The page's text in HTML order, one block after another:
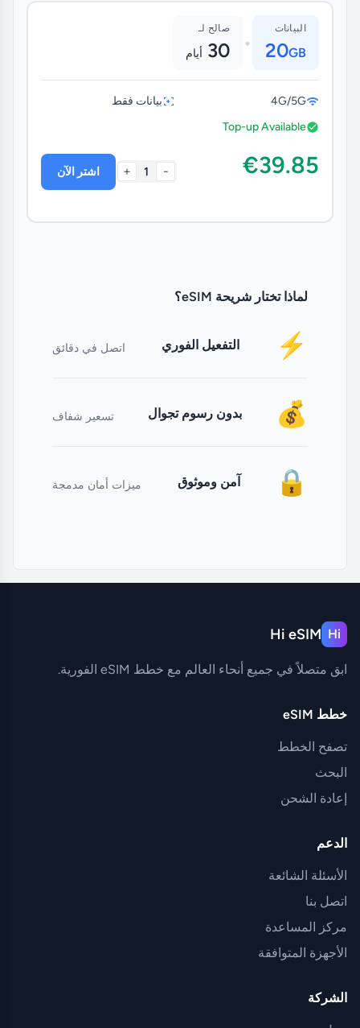
البيانات
20GB
•
صالح لـ
30 أيام
4G/5G
بيانات فقط
Top-up Available
€39.85
-
1
+ اشتر الآن
لماذا تختار شريحة eSIM؟
⚡ التفعيل الفوري اتصل في دقائق
💰 بدون رسوم تجوال تسعير شفاف
🔒 آمن وموثوق ميزات أمان مدمجة
Hi
Hi eSIM
ابق متصلاً في جميع أنحاء العالم مع خطط eSIM الفورية.
خطط eSIM
تصفح الخطط
البحث
إعادة الشحن
الدعم
الأسئلة الشائعة
اتصل بنا
مركز المساعدة
الأجهزة المتوافقة
الشركة